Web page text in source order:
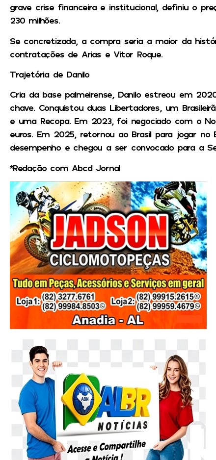
grave crise financeira e institucional, definiu o
230 milhões.
Se concretizada, a compra seria a maior da
contratações de Arias e Vitor Roque.
Trajetória de Danilo
Cria da base palmeirense, Danilo estreou em
chave. Conquistou duas Libertadores, um
e uma Recopa. Em 2023, foi negociado com o
euros. Em 2025, retornou ao Brasil para jogar
desempenho e chegou a ser convocado para a
*Redação com Abcd Jornal